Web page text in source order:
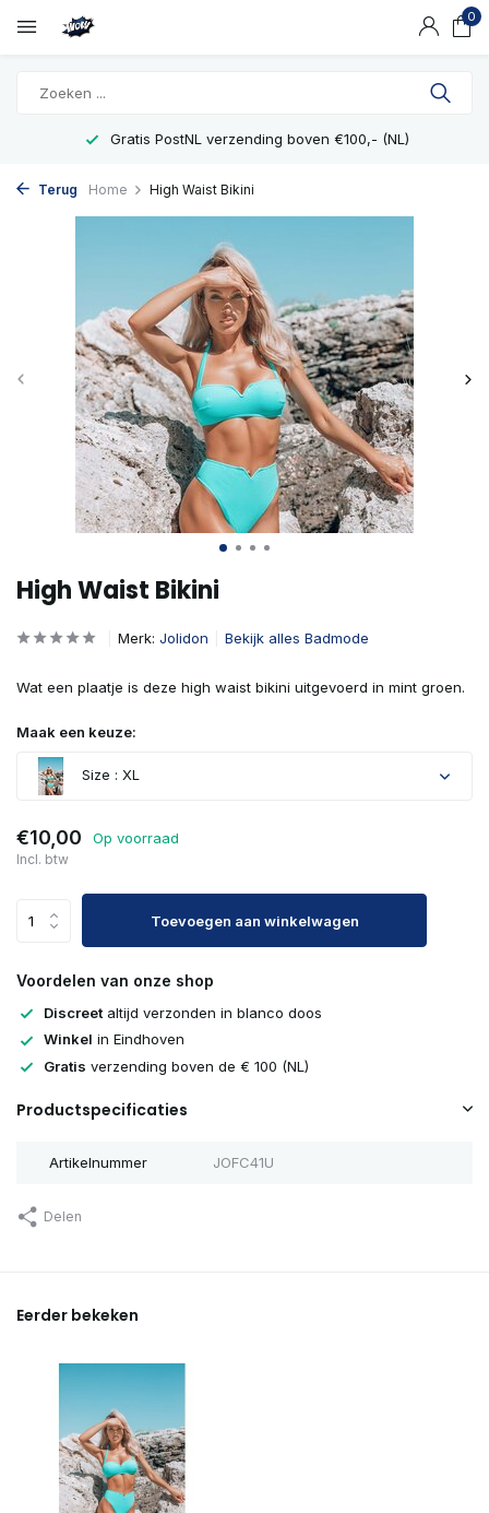
0
Gratis PostNL verzending boven €100,- (NL)
Terug Home High Waist Bikini
High Waist Bikini
Merk: Jolidon Bekijk alles Badmode
Wat een plaatje is deze high waist bikini uitgevoerd in mint groen.
Maak een keuze:
Size : XL
€10,00 Op voorraad
Incl. btw
Toevoegen aan winkelwagen
Voordelen van onze shop
Discreet altijd verzonden in blanco doos
Winkel in Eindhoven
Gratis verzending boven de € 100 (NL)
Productspecificaties
Artikelnummer JOFC41U
Delen
Eerder bekeken